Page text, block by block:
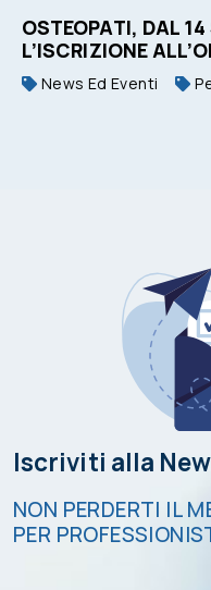
OSTEOPATI, DAL
L’ISCRIZIONE
News Ed Eventi
Iscriviti alla
NON PERDERTI IL
PER